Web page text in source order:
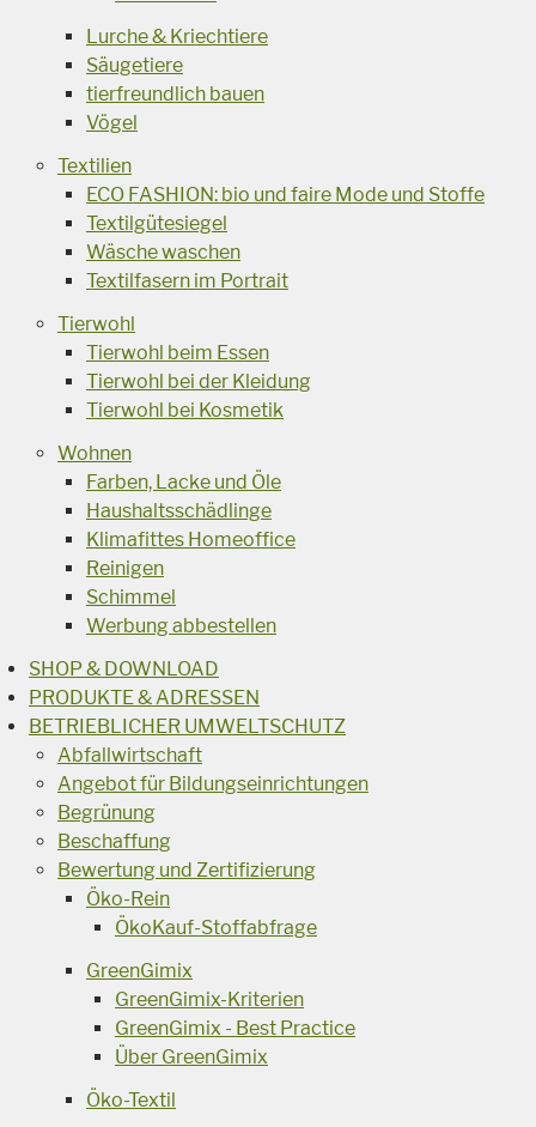
Lurche & Kriechtiere
Säugetiere
tierfreundlich bauen
Vögel
Textilien
ECO FASHION: bio und faire Mode und Stoffe
Textilgütesiegel
Wäsche waschen
Textilfasern im Portrait
Tierwohl
Tierwohl beim Essen
Tierwohl bei der Kleidung
Tierwohl bei Kosmetik
Wohnen
Farben, Lacke und Öle
Haushaltsschädlinge
Klimafittes Homeoffice
Reinigen
Schimmel
Werbung abbestellen
SHOP & DOWNLOAD
PRODUKTE & ADRESSEN
BETRIEBLICHER UMWELTSCHUTZ
Abfallwirtschaft
Angebot für Bildungseinrichtungen
Begrünung
Beschaffung
Bewertung und Zertifizierung
Öko-Rein
ÖkoKauf-Stoffabfrage
GreenGimix
GreenGimix-Kriterien
GreenGimix - Best Practice
Über GreenGimix
Öko-Textil